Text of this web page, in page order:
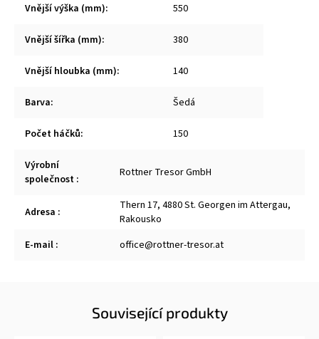
Vnější výška (mm): 550
Vnější šířka (mm): 380
Vnější hloubka (mm): 140
Barva: Šedá
Počet háčků: 150
Výrobní
společnost : Rottner Tresor GmbH
Adresa :
Thern 17, 4880 St. Georgen im Attergau,
Rakousko
E-mail : office@rottner-tresor.at
Související produkty